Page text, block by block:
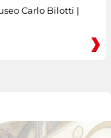
Carlo Bilotti |